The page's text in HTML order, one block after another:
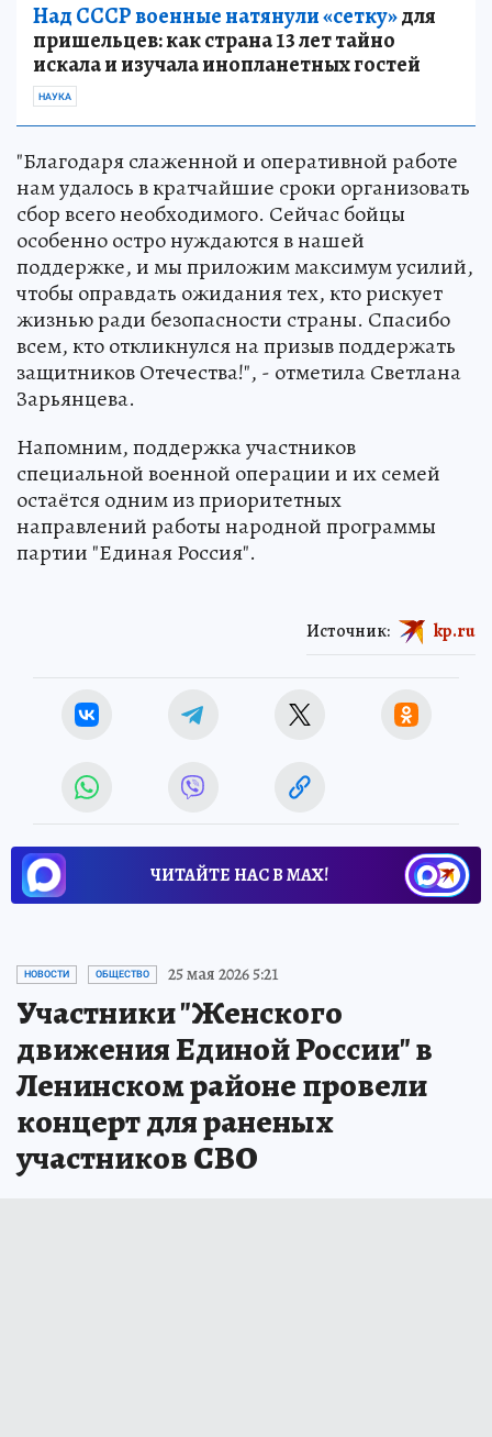
Над СССР военные натянули «сетку»для
пришельцев: как страна 13 лет тайно
искала и изучала инопланетных гостей
НАУКА
"Благодаря слаженной и оперативной работе
нам удалось в кратчайшие сроки организовать
сбор всего необходимого. Сейчас бойцы
особенно остро нуждаются в нашей
поддержке, и мы приложим максимум усилий,
чтобы оправдать ожидания тех, кто рискует
жизнью ради безопасности страны. Спасибо
всем, кто откликнулся на призыв поддержать
защитников Отечества!", - отметила Светлана
Зарьянцева.
Напомним, поддержка участников
специальной военной операции и их семей
остаётся одним из приоритетных
направлений работы народной программы
партии "Единая Россия".
Источник: kp.ru
ЧИТАЙТЕ НАС В МАХ!
НОВОСТИ ОБЩЕСТВО 25 мая 2026 5:21
Участники "Женского
движения Единой России" в
Ленинском районе провели
концерт для раненых
участников СВО